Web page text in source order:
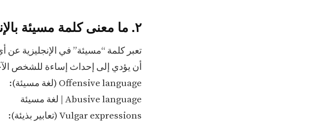
٢. ما معنى كلمة مسيئة بالإنجليزي؟
تعبر كلمة “مسيئة” في الإنجليزية عن
أن يؤدي إلى إحداث إساءة للشخص
Offensive language (لغة مسيئة):
Abusive language | لغة مسيئة
Vulgar expressions (تعابير بذيئة):